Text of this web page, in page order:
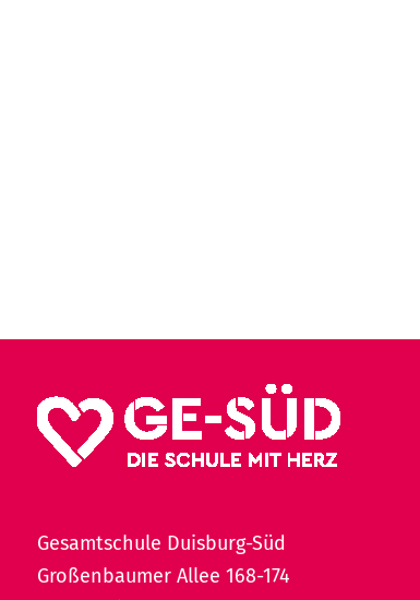
Gesamtschule Duisburg-Süd
Großenbaumer Allee 168-174